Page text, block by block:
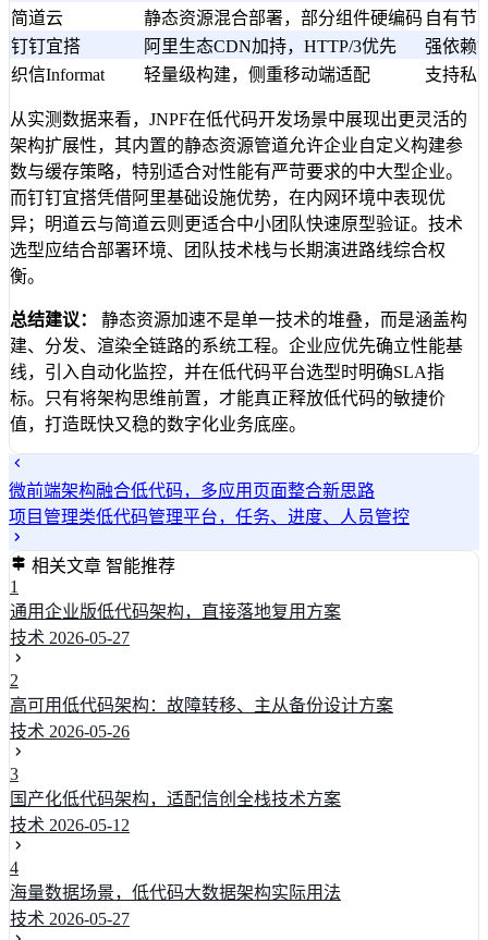
简道云 静态资源混合部署，部分组件硬编码 自有节
钉钉宜搭
阿里生态CDN加持，HTTP/3优先
强依赖
织信Informat
轻量级构建，侧重移动端适配 支持私
从实测数据来看，JNPF在低代码开发场景中展现出更灵活的
架构扩展性，其内置的静态资源管道允许企业自定义构建参
数与缓存策略，特别适合对性能有严苛要求的中大型企业。
而钉钉宜搭凭借阿里基础设施优势，在内网环境中表现优
异；明道云与简道云则更适合中小团队快速原型验证。技术
选型应结合部署环境、团队技术栈与长期演进路线综合权
衡。
总结建议：
静态资源加速不是单一技术的堆叠，而是涵盖构
建、分发、渲染全链路的系统工程。企业应优先确立性能基
线，引入自动化监控，并在低代码平台选型时明确SLA指
标。只有将架构思维前置，才能真正释放低代码的敏捷价
值，打造既快又稳的数字化业务底座。
微前端架构融合低代码，多应用页面整合新思路
项目管理类低代码管理平台，任务、进度、人员管控
相关文章 智能推荐
1
通用企业版低代码架构，直接落地复用方案
技术 2026-05-27
2
高可用低代码架构：故障转移、主从备份设计方案
技术 2026-05-26
3
国产化低代码架构，适配信创全栈技术方案
技术 2026-05-12
4
海量数据场景，低代码大数据架构实际用法
技术 2026-05-27